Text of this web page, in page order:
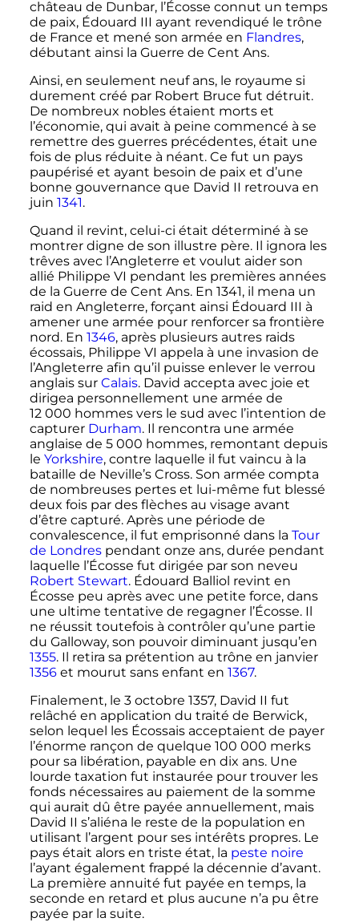
château de Dunbar, l’Écosse connut un temps
de paix, Édouard III ayant revendiqué le trône
de France et mené son armée en Flandres,
débutant ainsi la Guerre de Cent Ans.
Ainsi, en seulement neuf ans, le royaume si
durement créé par Robert Bruce fut détruit.
De nombreux nobles étaient morts et
l’économie, qui avait à peine commencé à se
remettre des guerres précédentes, était une
fois de plus réduite à néant. Ce fut un pays
paupérisé et ayant besoin de paix et d’une
bonne gouvernance que David II retrouva en
juin 1341.
Quand il revint, celui-ci était déterminé à se
montrer digne de son illustre père. Il ignora les
trêves avec l’Angleterre et voulut aider son
allié Philippe VI pendant les premières années
de la Guerre de Cent Ans. En 1341, il mena un
raid en Angleterre, forçant ainsi Édouard III à
amener une armée pour renforcer sa frontière
nord. En 1346, après plusieurs autres raids
écossais, Philippe VI appela à une invasion de
l’Angleterre afin qu’il puisse enlever le verrou
anglais sur Calais. David accepta avec joie et
dirigea personnellement une armée de
12 000 hommesvers le sud avec l’intention de
capturer Durham. Il rencontra une armée
anglaise de 5 000 hommes, remontant depuis
le Yorkshire, contre laquelle il fut vaincu à la
bataille de Neville’s Cross. Son armée compta
de nombreuses pertes et lui-même fut blessé
deux fois par des flèches au visage avant
d’être capturé. Après une période de
convalescence, il fut emprisonné dans la Tour
de Londrespendant onze ans, durée pendant
laquelle l’Écosse fut dirigée par son neveu
Robert Stewart. Édouard Balliol revint en
Écosse peu après avec une petite force, dans
une ultime tentative de regagner l’Écosse. Il
ne réussit toutefois à contrôler qu’une partie
du Galloway, son pouvoir diminuant jusqu’en
1355. Il retira sa prétention au trône en janvier
1356et mourut sans enfant en 1367.
Finalement, le 3 octobre 1357, David II fut
relâché en application du traité de Berwick,
selon lequel les Écossais acceptaient de payer
l’énorme rançon de quelque 100 000 merks
pour sa libération, payable en dix ans. Une
lourde taxation fut instaurée pour trouver les
fonds nécessaires au paiement de la somme
qui aurait dû être payée annuellement, mais
David II s’aliéna le reste de la population en
utilisant l’argent pour ses intérêts propres. Le
pays était alors en triste état, la peste noire
l’ayant également frappé la décennie d’avant.
La première annuité fut payée en temps, la
seconde en retard et plus aucune n’a pu être
payée par la suite.